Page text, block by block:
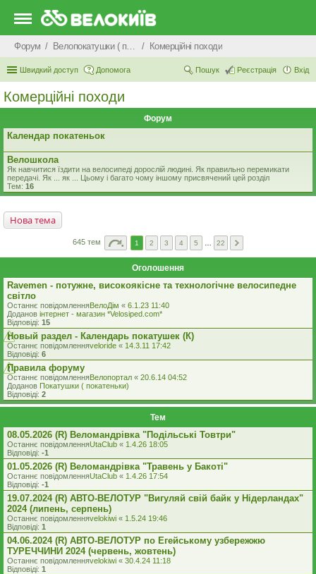
Форум Велопокатушки ( покатеньки), велопоходи, туризм. Комерцiйнi походи
Швидкий доступ Допомога Вхід
Реєстрація
Пошук
Комерцiйнi походи
Форум
Календар покатеньок
Велошкола
Як навчитися їздити на велосипеді дорослій людині. Як правильно перемикати
передачі. Як ... як ... Цьому і багато чому іншому присвячений цей розділ
Тем: 16
Нова тема
645 тем 1 2 3 4 5 22
Оголошення
Ravemen - потужне, високоякісне та технологічне велосипедне
світло
Останнє повідомленняВелоДім « 6.1.23 11:40
Доданов iнтернет - магазин *Velosiped.com*
Відповіді: 15
Новый раздел - Календарь покатушек (К)
Останнє повідомленняveloride « 14.3.11 17:42
Відповіді: 6
Правила форуму
Останнє повідомленняВелопортал « 20.6.14 04:52
Доданов Покатушки ( покатеньки)
Відповіді: 2
Тем
08.05.2026 (R) Веломандрівка "Подільські Товтри"
Останнє повідомленняUtaClub « 1.4.26 18:05
Відповіді: -1
01.05.2026 (R) Веломандрівка "Травень у Бакоті"
Останнє повідомленняUtaClub « 1.4.26 17:54
Відповіді: -1
19.07.2024 (R) АВТО-ВЕЛОТУР "Вигуляй свій байк у Нідерландах"
2024 (липень, серпень)
Останнє повідомленняvelokiwi « 1.5.24 19:46
Відповіді: 1
04.06.2024 (R) АВТО-ВЕЛОТУР по Егейському узбережжю
ТУРЕЧЧИНИ 2024 (червень, жовтень)
Останнє повідомленняvelokiwi « 30.4.24 11:18
Відповіді: 1